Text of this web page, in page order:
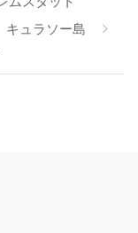
キュラソー島